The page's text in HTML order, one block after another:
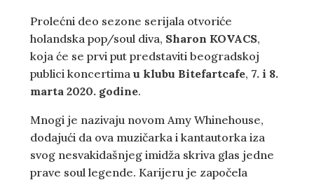
Prolećni deo sezone serijala otvoriće
holandska pop/soul diva, Sharon KOVACS,
koja će se prvi put predstaviti beogradskoj
publici koncertima u klubu Bitefartcafe, 7. i 8.
marta 2020. godine.
Mnogi je nazivaju novom Amy Whinehouse,
dodajući da ova muzičarka i kantautorka iza
svog nesvakidašnjeg imidža skriva glas jedne
prave soul legende. Karijeru je započela